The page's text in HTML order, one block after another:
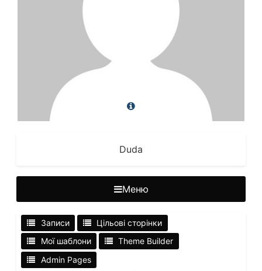
Duda
Меню
Записи
Цільові сторінки
Мої шаблони
Theme Builder
Admin Pages